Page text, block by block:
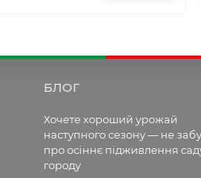
БЛОГ
Хочете хороший урожай
наступного сезону — не
про осіннє підживлення
городу